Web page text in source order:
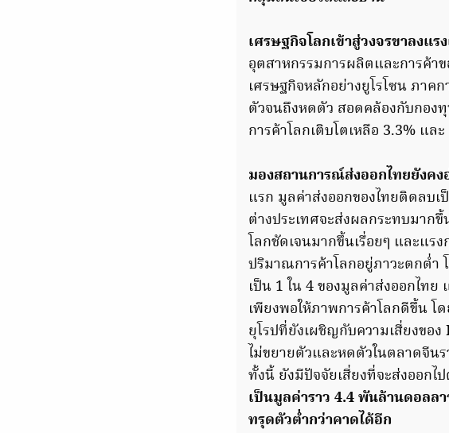
เศรษฐกิจโลกเข้าสู่วงจรขาลงแร
อุตสาหกรรมการผลิตและการค้า
เศรษฐกิจหลักอย่างยูโรโซน ภาค
ตัวจนถึงหดตัว สอดคล้องกับกอง
การค้าโลกเติบโตเหลือ 3.3% แล
มองสถานการณ์ส่งออกไทยยังค
แรก มูลค่าส่งออกของไทยติดลบเ
ต่างประเทศจะส่งผลกระทบมาก
โลกชัดเจนมากขึ้นเรื่อยๆ และแร
ปริมาณการค้าโลกอยู่ภาวะตกต่ำ
เป็น 1 ใน 4 ของมูลค่าส่งออกไท
เพียงพอให้ภาพการค้าโลกดีขึ้น
ยุโรปที่ยังเผชิญกับความเสี่ยงขอ
ไม่ขยายตัวและหดตัวในตลาดจีน
ทั้งนี้ ยังมีปัจจัยเสี่ยงที่จะส่งออกไ
เป็นมูลค่าราว 4.4 พันล้านดอลล
ทรุดตัวต่ำกว่าคาดได้อีก